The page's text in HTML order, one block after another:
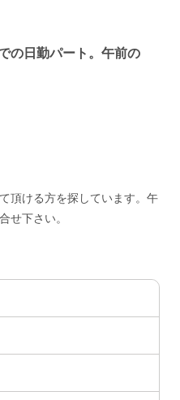
の日勤パート。午前の
頂ける方を探しています。午
せ下さい。